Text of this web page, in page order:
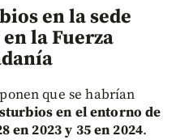
en la sede
la Fuerza
que se habrían
en el entorno de
en 2023 y 35 en 2024.